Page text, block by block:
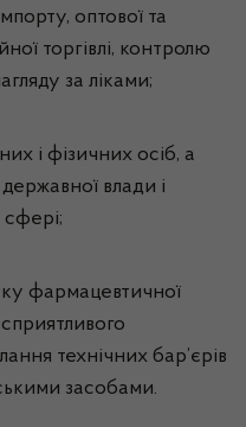
оптової та
торгівлі, контролю
за ліками;
і фізичних осіб, а
влади і
сфері;
фармацевтичної
технічних бар’єрів
засобами.